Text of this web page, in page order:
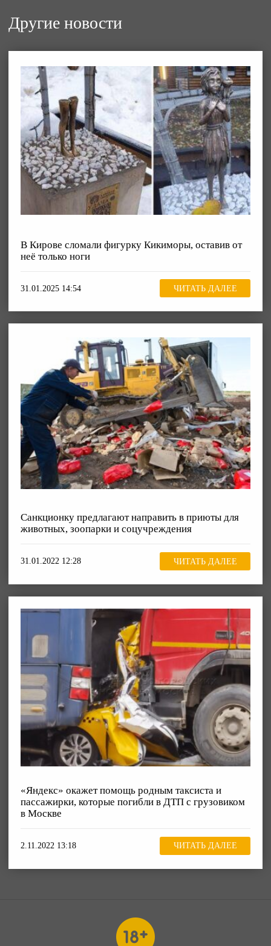
Другие новости
В Кирове сломали фигурку Кикиморы, оставив от
неё только ноги
31.01.2025 14:54 ЧИТАТЬ ДАЛЕЕ
Санкционку предлагают направить в приюты для
животных, зоопарки и соцучреждения
31.01.2022 12:28 ЧИТАТЬ ДАЛЕЕ
«Яндекс» окажет помощь родным таксиста и
пассажирки, которые погибли в ДТП с грузовиком
в Москве
2.11.2022 13:18 ЧИТАТЬ ДАЛЕЕ